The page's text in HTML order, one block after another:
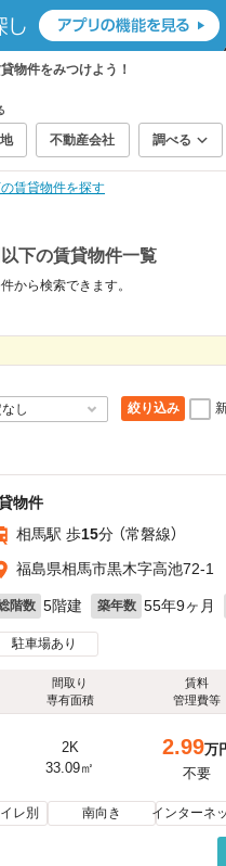
物件をみつけよう！
不動産会社 調べる
賃貸物件を探す
下の賃貸物件一覧
から検索できます。
絞り込み
物件
相馬駅 歩15分 （常磐線）
福島県相馬市黒木字高池72-1
階数 5階建 築年数 55年9ヶ月
駐車場あり
間取り
専有面積
賃料
管理費等
2K
33.09㎡
2.99万
不要
レ別 南向き インターネ